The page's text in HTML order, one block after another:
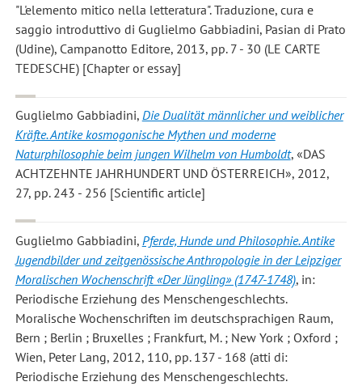
"L'elemento mitico nella letteratura". Traduzione, cura e
saggio introduttivo di Guglielmo Gabbiadini, Pasian di Prato
(Udine), Campanotto Editore, 2013, pp. 7 - 30 (LE CARTE
TEDESCHE) [Chapter or essay]
Guglielmo Gabbiadini, Die Dualität männlicher und weiblicher
Kräfte. Antike kosmogonische Mythen und moderne
Naturphilosophie beim jungen Wilhelm von Humboldt, «DAS
ACHTZEHNTE JAHRHUNDERT UND ÖSTERREICH», 2012,
27, pp. 243 - 256 [Scientific article]
Guglielmo Gabbiadini, Pferde, Hunde und Philosophie. Antike
Jugendbilder und zeitgenössische Anthropologie in der Leipziger
Moralischen Wochenschrift «Der Jüngling» (1747-1748), in:
Periodische Erziehung des Menschengeschlechts.
Moralische Wochenschriften im deutschsprachigen Raum,
Bern ; Berlin ; Bruxelles ; Frankfurt, M. ; New York ; Oxford ;
Wien, Peter Lang, 2012, 110, pp. 137 - 168 (atti di:
Periodische Erziehung des Menschengeschlechts.